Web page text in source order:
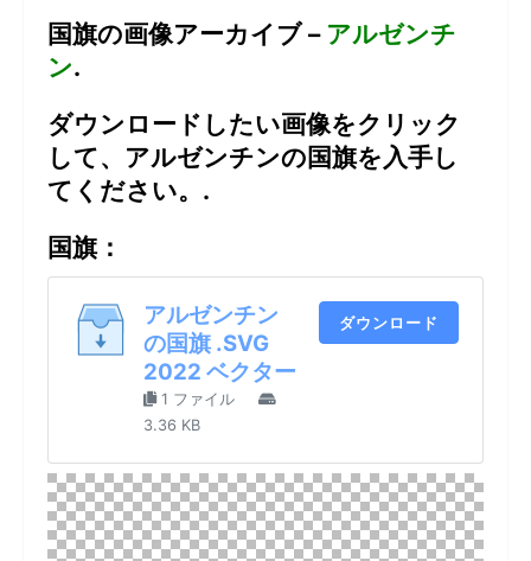
国旗の画像アーカイブ – アルゼンチ
ン.
ダウンロードしたい画像をクリック
して、アルゼンチンの国旗を入手し
てください。.
国旗：
アルゼンチン
の国旗 .SVG
2022 ベクター
1 ファイル
3.36 KB
ダウンロード